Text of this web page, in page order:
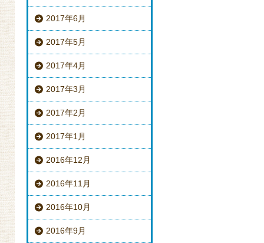
2017年6月
2017年5月
2017年4月
2017年3月
2017年2月
2017年1月
2016年12月
2016年11月
2016年10月
2016年9月